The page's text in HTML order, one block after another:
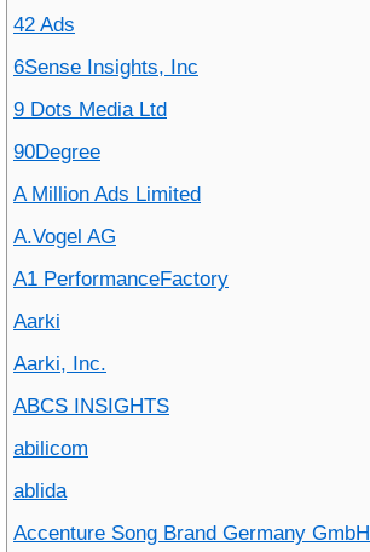
42 Ads
6Sense Insights, Inc
9 Dots Media Ltd
90Degree
A Million Ads Limited
A.Vogel AG
A1 PerformanceFactory
Aarki
Aarki, Inc.
ABCS INSIGHTS
abilicom
ablida
Accenture Song Brand Germany GmbH